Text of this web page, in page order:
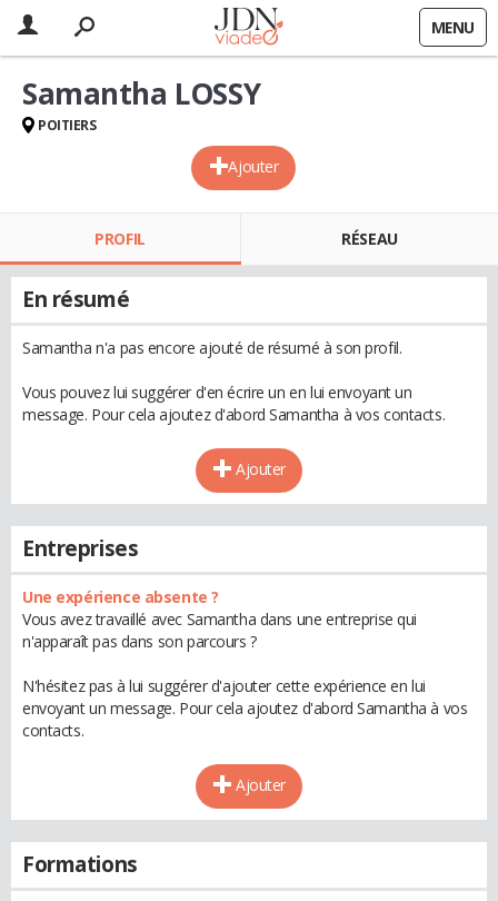
MENU
Ajouter
Samantha LOSSY
POITIERS
PROFIL RÉSEAU
En résumé
Samantha n'a pas encore ajouté de résumé à son profil.
Vous pouvez lui suggérer d'en écrire un en lui envoyant un
message. Pour cela ajoutez d'abord Samantha à vos contacts.
Ajouter
Entreprises
Une expérience absente ?
Vous avez travaillé avec Samantha dans une entreprise qui
n'apparaît pas dans son parcours ?
N'hésitez pas à lui suggérer d'ajouter cette expérience en lui
envoyant un message. Pour cela ajoutez d'abord Samantha à vos
contacts.
Ajouter
Formations